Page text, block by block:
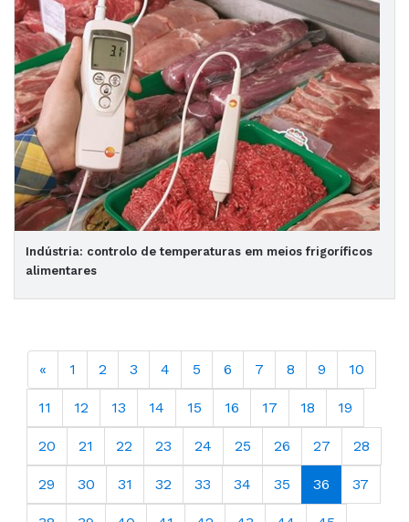
Indústria: controlo de temperaturas em meios frigoríficos
alimentares
« 1 2 3 4 5 6 7 8 9 10
11 12 13 14 15 16 17 18 19
20 21 22 23 24 25 26 27 28
29 30 31 32 33 34 35 36 37